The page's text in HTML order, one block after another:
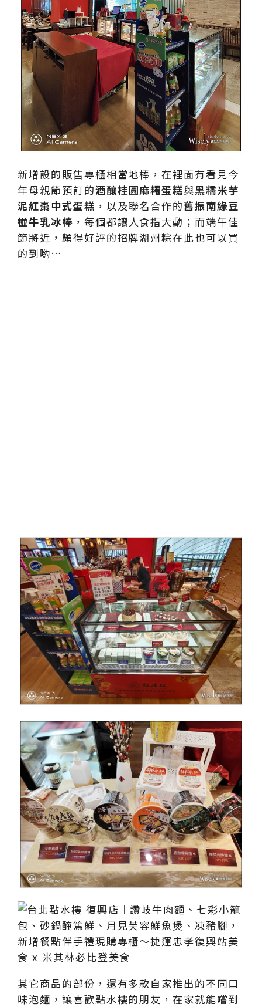
新增設的販售專櫃相當地棒，在裡面有看見今
年母親節預訂的酒釀桂圓麻糬蛋糕與黑糯米芋
泥紅棗中式蛋糕 ，以及聯名合作的舊振南綠豆
椪牛乳冰棒 ，每個都讓人食指大動；而端午佳
節將近，頗得好評的招牌湖州粽在此也可以買
的到喲…
其它商品的部份，還有多款自家推出的不同口
味泡麵，讓喜歡點水樓的朋友，在家就能嚐到